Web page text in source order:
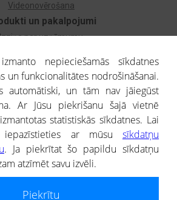
un pakalpojumi
Izziņa par uzņēmumu
Dzimtas koks
Uzņēmumu atlase
Monitorings
par ārvalstu uzņēmumiem
Videonovērošana
nepieciešamās sīkdatnes
un funkcionalitātes nodrošināšanai.
automātiski, un tām nav jāiegūst
Ar Jūsu piekrišanu šajā vietnē
statistiskās sīkdatnes. Lai
iepazīstieties ar mūsu sīkdatņu
. Ja piekrītat šo papildu sīkdatņu
atzīmēt savu izvēli.
Piekrītu